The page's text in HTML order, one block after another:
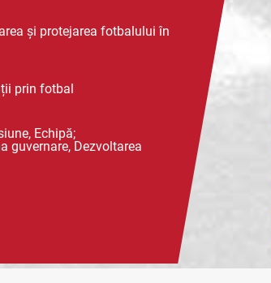
și protejarea fotbalului în
prin fotbal
Echipă;
guvernare, Dezvoltarea